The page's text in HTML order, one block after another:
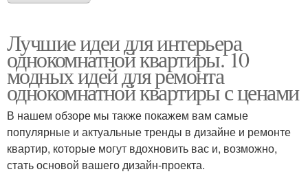
Лучшие идеи для интерьера
однокомнатной квартиры. 10
модных идей для ремонта
однокомнатной квартиры с ценами
В нашем обзоре мы также покажем вам самые
популярные и актуальные тренды в дизайне и ремонте
квартир, которые могут вдохновить вас и, возможно,
стать основой вашего дизайн-проекта.